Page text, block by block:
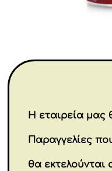
Η εταιρεία μας
Παραγγελίες
θα εκτελούνται